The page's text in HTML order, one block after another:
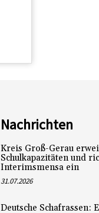
Nachrichten
Kreis Groß-Gerau
Schulkapazitäten und
Interimsmensa ein
31.07.2026
Deutsche Schafrassen: